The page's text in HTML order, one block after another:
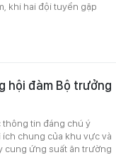
khi hai đội tuyển gặp
hội đàm Bộ trưởng
thông tin đáng chú ý
ích chung của khu vực và
cung ứng suất ăn trường